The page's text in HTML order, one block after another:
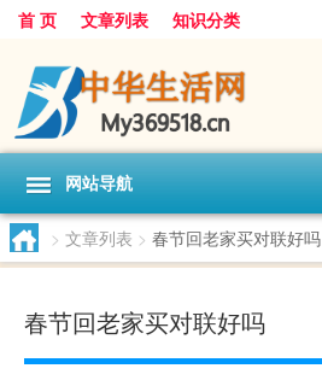
首 页 文章列表 知识分类
网站导航
> 文章列表 > 春节回老家买对联好吗
春节回老家买对联好吗